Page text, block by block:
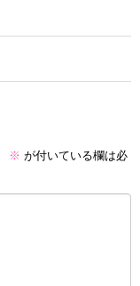
※ が付いている欄は必